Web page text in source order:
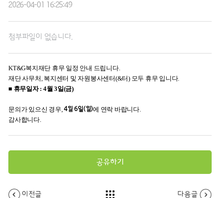
2026-04-01 16:25:49
첨부파일이 없습니다.
KT&G복지재단 휴무 일정 안내 드립니다.
재단 사무처, 복지센터 및 자원봉사센터(&터) 모두 휴무 입니다.
■ 휴무일자 : 4월 3일(금)
문의가 있으신 경우,4월 6일(월)에 연락 바랍니다.
감사합니다.
공유하기